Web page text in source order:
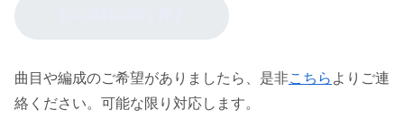
曲目や編成のご希望がありましたら、是非こちら よりご連
絡ください。可能な限り対応します。